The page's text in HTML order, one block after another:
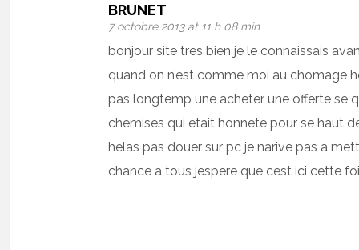
BRUNET
7 octobre 2013 at 11 h 08 min
bonjour site tres bien je le connaissais
quand on n’est comme moi au chomage
pas longtemp une acheter une offerte se
chemises qui etait honnete pour se haut
helas pas douer sur pc je narive pas a
chance a tous jespere que cest ici cette